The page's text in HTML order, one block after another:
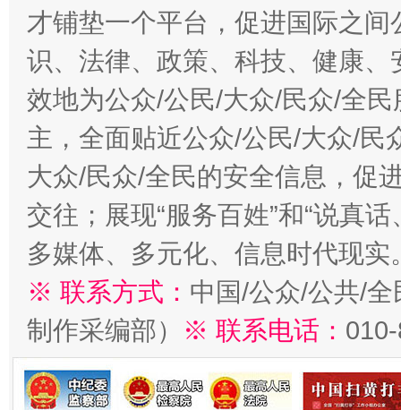
才铺垫一个平台，促进国际之
识、法律、政策、科技、健康
效地为公众/公民/大众/民众/全
主，全面贴近公众/公民/大众/民
大众/民众/全民的安全信息，促
交往；展现“服务百姓”和“说真
多媒体、多元化、信息时代现实
※ 联系方式： 中国/公众/公共/
制作采编部）
※ 联系电话：